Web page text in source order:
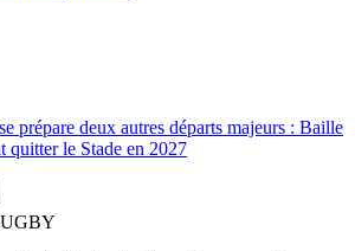
prépare deux autres départs majeurs : Baille
quitter le Stade en 2027